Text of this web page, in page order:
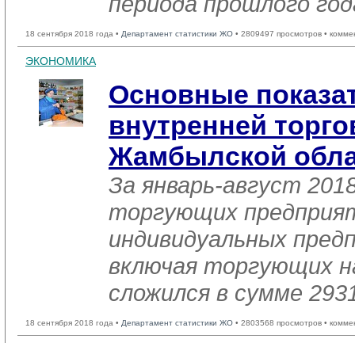
18 сентября 2018 года • Департамент статистики ЖО • 2809497 просмотров •
ЭКОНОМИКА
Основные
внутренней
Жамбылской
За январь-август
торгующих
индивидуальных
включая торгующих
сложился в сумме
18 сентября 2018 года • Департамент статистики ЖО • 2803568 просмотров •